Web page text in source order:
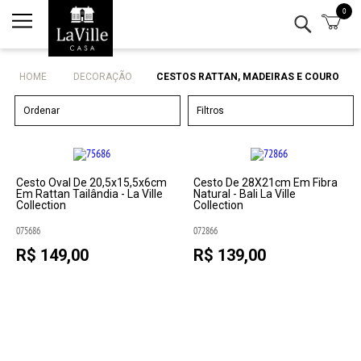
0
Minha conta
Lista de Presentes
Mesa
Eletro
Bar
Decor
HOME DECORAÇÃO CESTOS RATTAN, MADEIRAS E COURO
Filtros
Ordenar
Cesto Oval De 20,5x15,5x6cm
Em Rattan Tailândia - La Ville
Collection
075686
R$ 149,00
Cesto De 28X21cm Em Fibra
Natural - Bali La Ville
Collection
072866
R$ 139,00